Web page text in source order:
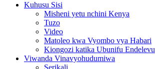
Kuhusu Sisi
Misheni yetu nchini Kenya
Tuzo
Video
Matoleo kwa Vyombo vya Habari
Kiongozi katika Ubunifu Endelevu
Viwanda Vinavyohudumiwa
Serikali